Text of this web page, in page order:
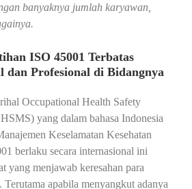
banyaknya jumlah karyawan,
ISO 45001 Terbatas
dan Profesional di Bidangnya
Occupational Health Safety
yang dalam bahasa Indonesia
Keselamatan Kesehatan
berlaku secara internasional ini
yang menjawab keresahan para
apabila menyangkut adanya